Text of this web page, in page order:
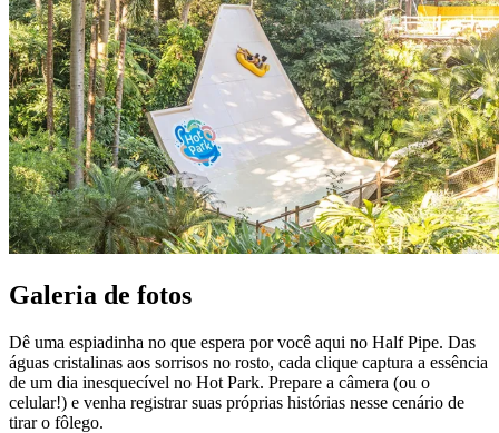
Galeria de fotos
Dê uma espiadinha no que espera por você aqui no Half Pipe. Das
águas cristalinas aos sorrisos no rosto, cada clique captura a essência
de um dia inesquecível no Hot Park. Prepare a câmera (ou o
celular!) e venha registrar suas próprias histórias nesse cenário de
tirar o fôlego.